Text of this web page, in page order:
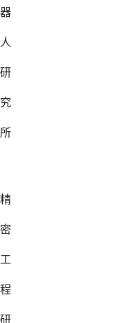
器
人
研
究
所
精
密
工
程
研